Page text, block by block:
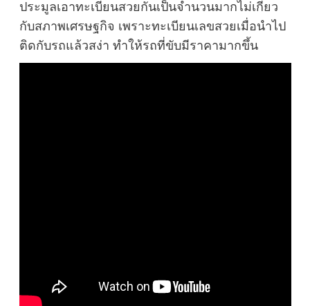
ประมูลเอาทะเบียนสวยกันเป็นจำนวนมากไม่เกี่ยว
กับสภาพเศรษฐกิจ เพราะทะเบียนเลขสวยเมื่อนำไป
ติดกับรถแล้วสง่า ทำให้รถที่ขับมีราคามากขึ้น